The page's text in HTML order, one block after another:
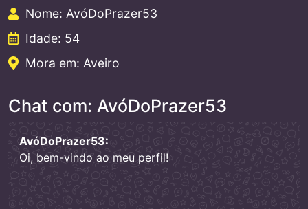
Nome: AvóDoPrazer53
Idade: 54
Mora em: Aveiro
Chat com: AvóDoPrazer53
AvóDoPrazer53:
Oi, bem-vindo ao meu perfil!